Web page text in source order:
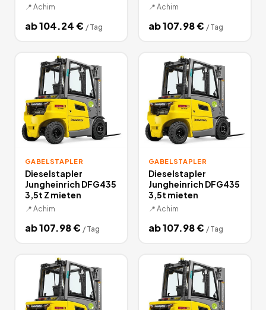
📍 Achim
ab104.24€ / Tag
📍 Achim
ab107.98€ / Tag
GABELSTAPLER
Dieselstapler
Jungheinrich DFG435
3,5t Z mieten
📍 Achim
ab107.98€ / Tag
GABELSTAPLER
Dieselstapler
Jungheinrich DFG435
3,5t mieten
📍 Achim
ab107.98€ / Tag